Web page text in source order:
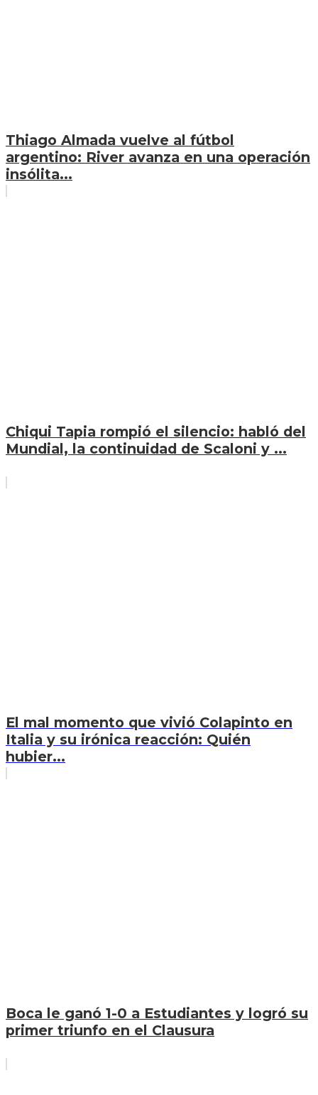
Thiago Almada vuelve al fútbol
argentino: River avanza en una operación
insólita...
Chiqui Tapia rompió el silencio: habló del
Mundial, la continuidad de Scaloni y ...
El mal momento que vivió Colapinto en
Italia y su irónica reacción: Quién
hubier...
Boca le ganó 1-0 a Estudiantes y logró su
primer triunfo en el Clausura